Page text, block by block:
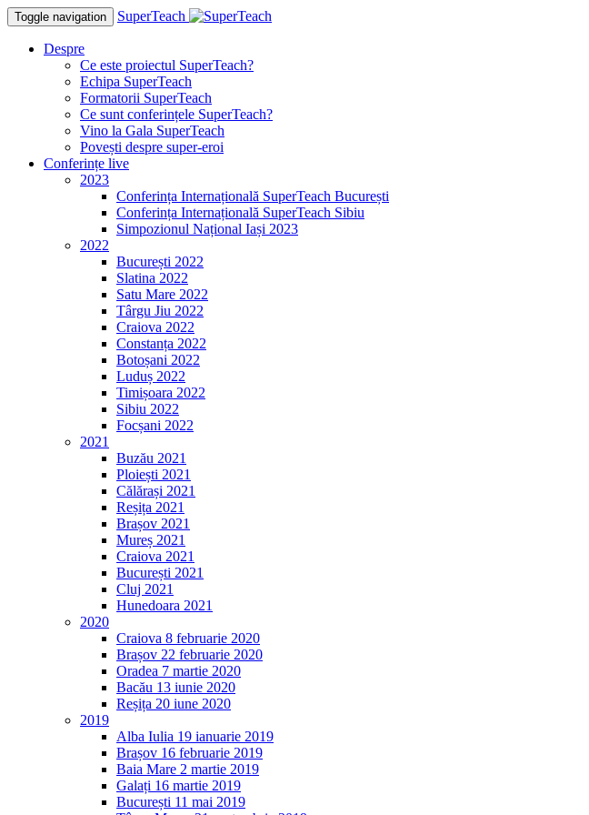
Toggle navigation SuperTeach
Despre
Ce este proiectul SuperTeach?
Echipa SuperTeach
Formatorii SuperTeach
Ce sunt conferințele SuperTeach?
Vino la Gala SuperTeach
Povești despre super-eroi
Conferințe live
2023
Conferința Internațională SuperTeach București
Conferința Internațională SuperTeach Sibiu
Simpozionul Național Iași 2023
2022
București 2022
Slatina 2022
Satu Mare 2022
Târgu Jiu 2022
Craiova 2022
Constanța 2022
Botoșani 2022
Luduș 2022
Timișoara 2022
Sibiu 2022
Focșani 2022
2021
Buzău 2021
Ploiești 2021
Călărași 2021
Reșița 2021
Brașov 2021
Mureș 2021
Craiova 2021
București 2021
Cluj 2021
Hunedoara 2021
2020
Craiova 8 februarie 2020
Brașov 22 februarie 2020
Oradea 7 martie 2020
Bacău 13 iunie 2020
Reșița 20 iune 2020
2019
Alba Iulia 19 ianuarie 2019
Brașov 16 februarie 2019
Baia Mare 2 martie 2019
Galați 16 martie 2019
București 11 mai 2019